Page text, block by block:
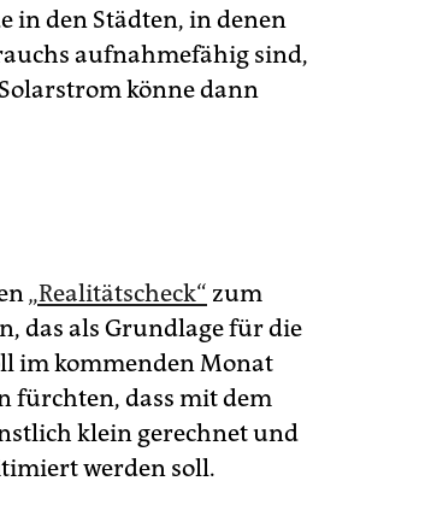
in den Städten, in denen
aufnahmefähig sind,
könne dann
„Realitätscheck“ zum
das als Grundlage für die
im kommenden Monat
fürchten, dass mit dem
klein gerechnet und
werden soll.